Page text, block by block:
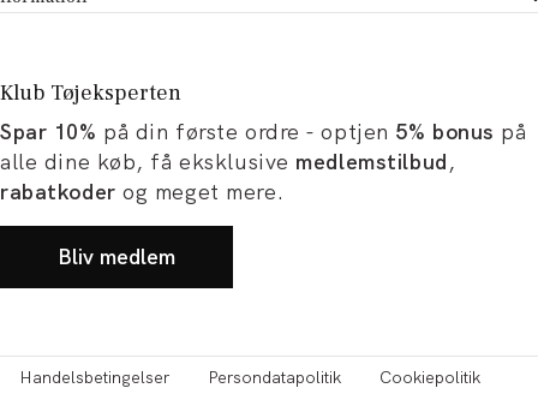
dit køb
Tøjeksperten
og artikler
og karriere
Klub Tøjeksperten
Spar 10% på din første ordre - optjen 5% bonus på
alle dine køb, få eksklusive medlemstilbud,
rabatkoder og meget mere.
Bliv medlem
Handelsbetingelser Persondatapolitik Cookiepolitik